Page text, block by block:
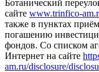
Ботанический
сайте www.trinfico-
также в пунктах
погашению
фондов. Со списком
Интернет на сайте
am.ru/disclosure/